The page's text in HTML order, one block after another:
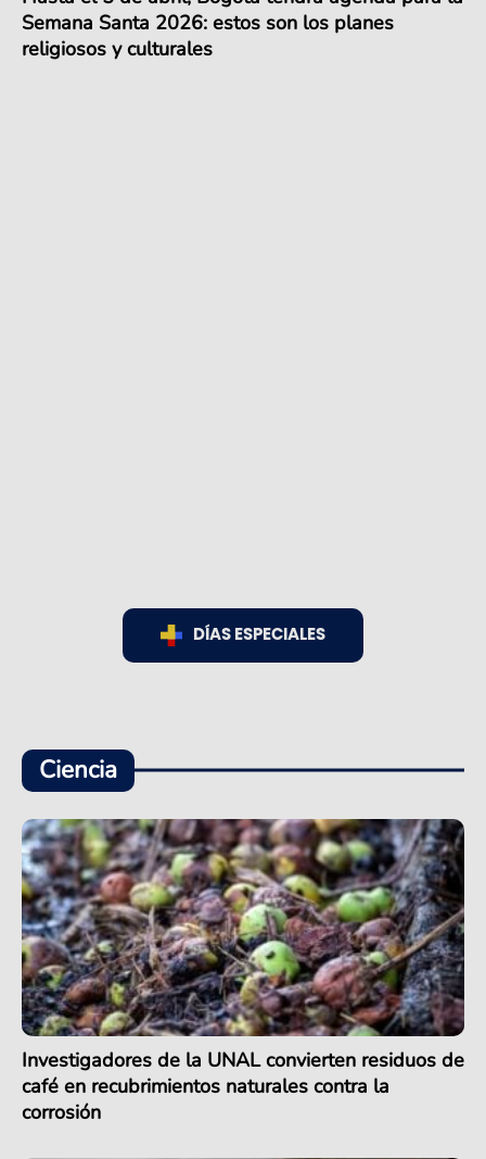
Semana Santa 2026: estos son los planes
religiosos y culturales
DÍAS ESPECIALES
Ciencia
Investigadores de la UNAL convierten residuos de
café en recubrimientos naturales contra la
corrosión